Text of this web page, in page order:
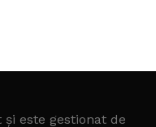
este gestionat de